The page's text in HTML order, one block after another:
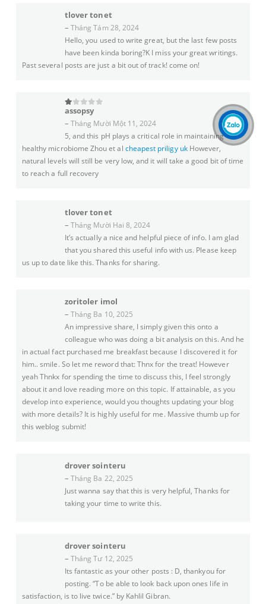
tlover tonet
– Tháng Tám 28, 2024
Hello, you used to write great, but the last few posts
have been kinda boring?K I miss your great writings.
Past several posts are just a bit out of track! come on!
1trên 5
assopsy
– Tháng Mười Một 11, 2024
5, and this pH plays a critical role in maintaining
healthy microbiome Zhou et al cheapest priligy ukHowever,
natural levels will still be very low, and it will take a good bit of time
to reach a full recovery
tlover tonet
– Tháng Mười Hai 8, 2024
It’s actually a nice and helpful piece of info. I am glad
that you shared this useful info with us. Please keep
us up to date like this. Thanks for sharing.
zoritoler imol
– Tháng Ba 10, 2025
An impressive share, I simply given this onto a
colleague who was doing a bit analysis on this. And he
in actual fact purchased me breakfast because I discovered it for
him.. smile. So let me reword that: Thnx for the treat! However
yeah Thnkx for spending the time to discuss this, I feel strongly
about it and love reading more on this topic. If attainable, as you
develop into experience, would you thoughts updating your blog
with more details? It is highly useful for me. Massive thumb up for
this weblog submit!
drover sointeru
– Tháng Ba 22, 2025
Just wanna say that this is very helpful, Thanks for
taking your time to write this.
drover sointeru
– Tháng Tư 12, 2025
Its fantastic as your other posts : D, thankyou for
posting. “To be able to look back upon ones life in
satisfaction, is to live twice.” by Kahlil Gibran.